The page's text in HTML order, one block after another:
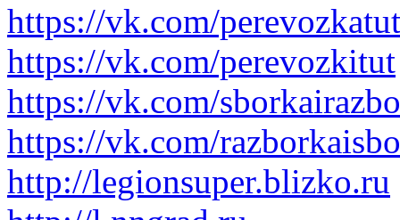
https://vk.com/perevozkatut
https://vk.com/perevozkitut
https://vk.com/
https://vk.com/
http://legionsuper.blizko.ru